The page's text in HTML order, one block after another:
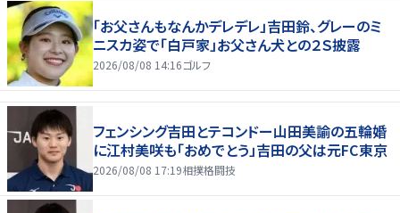
「お父さんもなんかデレデレ」吉田鈴、グレーのミ
ニスカ姿で「白戸家」お父さん犬との２Ｓ披露
2026/08/08 14:16ゴルフ
フェンシング吉田とテコンドー山田美諭の五輪婚
に江村美咲も「おめでとう」吉田の父は元FC東京
2026/08/08 17:19相撲格闘技